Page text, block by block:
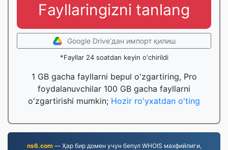
Fayllaringizni tanlang
Google Drive'дан импорт қилиш
*Fayllar 24 soatdan keyin o'chirildi
1 GB gacha fayllarni bepul o'zgartiring, Pro
foydalanuvchilar 100 GB gacha fayllarni
o'zgartirishi mumkin; Hozir ro'yxatdan o'ting
ns6.com— Ҳар бир домен учун бепул WHOIS махфийлиги,